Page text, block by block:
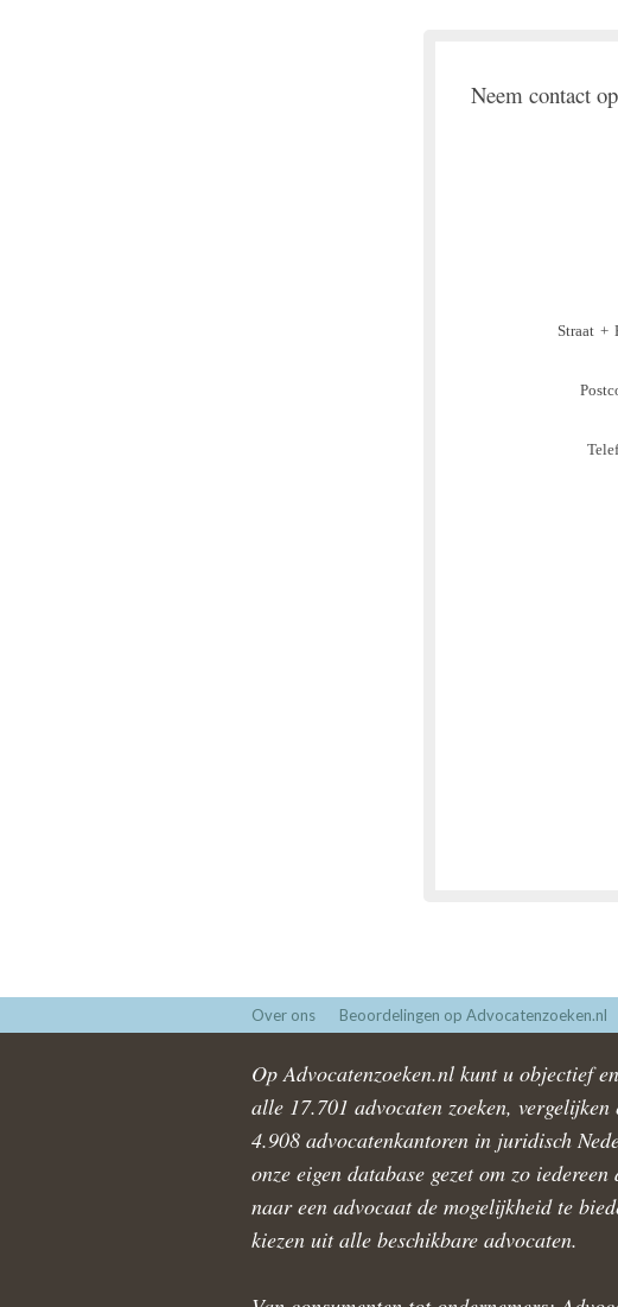
Neem contact
Straat +
Over ons Beoordelingen op Advocatenzoeken.nl
Op Advocatenzoeken.nl kunt u objectief
alle 17.701 advocaten zoeken,
4.908 advocatenkantoren in juridisch
onze eigen database gezet om zo
naar een advocaat de mogelijkheid te
kiezen uit alle beschikbare advocaten.